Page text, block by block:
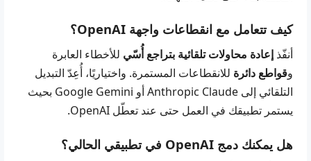
كيف تتعامل مع انقطاعات واجهة OpenAI؟
أنفّذ إعادة محاولات تلقائية بتراجع أُسّي للأخطاء العابرة
وقواطع دائرة للانقطاعات المستمرة. واختياريًا، أُعِدّ التبديل
التلقائي إلى Anthropic Claude أو Google Gemini بحيث
يستمر تطبيقك في العمل حتى عند تعطّل OpenAI.
هل يمكنك دمج OpenAI في تطبيقي الحالي؟